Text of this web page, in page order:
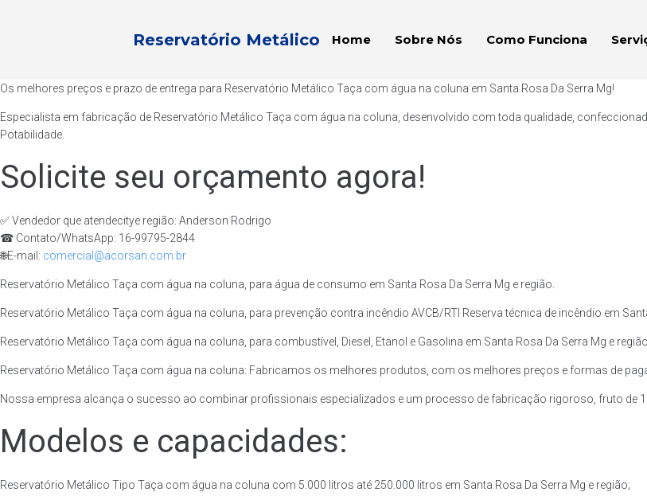
Reservatório Metálico Home Sobre Nós Como Funciona
Os melhores preços e prazo de entrega para Reservatório Metálico Taça com água na coluna em Santa Rosa Da Serra Mg!
Especialista em fabricação de Reservatório Metálico Taça com água na coluna, desenvolvido com toda qualidade,
Potabilidade.
Solicite seu orçamento agora!
✅ Vendedor que atendecitye região: Anderson Rodrigo
☎ Contato/WhatsApp: 16-99795-2844
🌐E-mail: comercial@acorsan.com.br
Reservatório Metálico Taça com água na coluna, para água de consumo em Santa Rosa Da Serra Mg e região.
Reservatório Metálico Taça com água na coluna, para prevenção contra incêndio AVCB/RTI Reserva técnica de incêndio em
Reservatório Metálico Taça com água na coluna, para combustível, Diesel, Etanol e Gasolina em Santa Rosa Da Serra Mg e região.
Reservatório Metálico Taça com água na coluna: Fabricamos os melhores produtos, com os melhores preços e formas de
Nossa empresa alcança o sucesso ao combinar profissionais especializados e um processo de fabricação rigoroso, fruto de
Modelos e capacidades:
Reservatório Metálico Tipo Taça com água na coluna com 5.000 litros até 250.000 litros em Santa Rosa Da Serra Mg e região;